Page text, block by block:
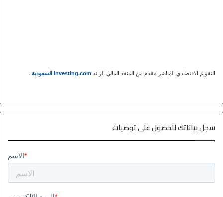
التقويم الاقتصادي المباشر مقدم من المنفذ المالي الرائد Investing.com السعودية
سجل بياناتك للحصول على توصيات